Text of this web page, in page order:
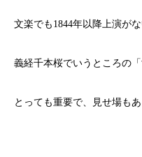
文楽でも1844年以降上演がな
義経千本桜でいうところの
とっても重要で、見せ場も